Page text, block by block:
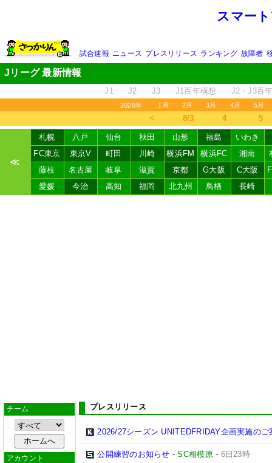
スマー
試合速報 ニュース プレスリリース ランキング 故障者
Jリーグ 最新情報
J1 J2 J3 J1百年構想 J2・J3百
2026年 1月 2月 3月 4月 5月
＜ 8/3 4 5
≪
札幌 八戸 仙台 秋田 山形 福島
いわき
FC東京
東京V 町田 川崎 横浜FM 横浜FC 湘南
藤枝
名古屋 岐阜 滋賀 京都 G大阪 C大阪
愛媛
今治 高知 福岡 北九州 鳥栖 長崎
チーム
アカウント
プレスリリース
2026/27シーズン UNITEDFRIDAY企画実施のご
公開練習のお知らせ -SC相模原- 6日23時